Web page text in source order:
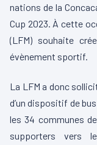
nations de la
Cup 2023. À cette
(LFM) souhaite
évènement sportif.
La LFM a donc
d’un dispositif de
les 34 communes
supporters vers